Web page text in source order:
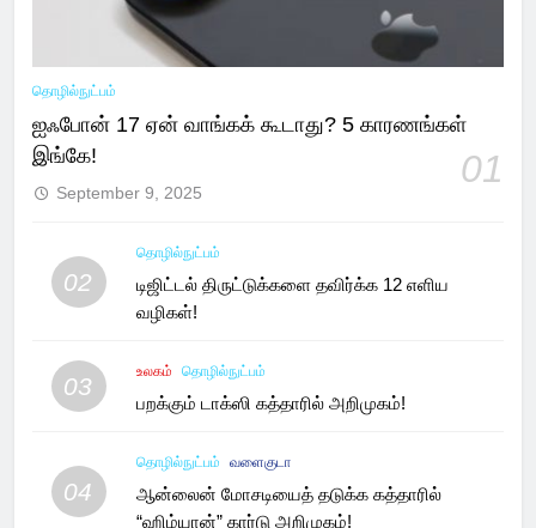
தொழில்நுட்பம்
ஐஃபோன் 17 ஏன் வாங்கக் கூடாது? 5 காரணங்கள்
இங்கே!
01
September 9, 2025
02
தொழில்நுட்பம்
டிஜிட்டல் திருட்டுக்களை தவிர்க்க 12 எளிய
வழிகள்!
03
உலகம் தொழில்நுட்பம்
பறக்கும் டாக்ஸி கத்தாரில் அறிமுகம்!
04
தொழில்நுட்பம் வளைகுடா
ஆன்லைன் மோசடியைத் தடுக்க கத்தாரில்
“ஹிம்யான்” கார்டு அறிமுகம்!